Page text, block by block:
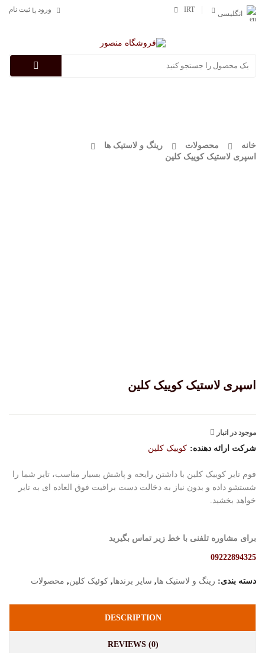
انگلیسی
IRT ورود یا ثبت نام
خانه محصولات
رینگ و لاستیک ها
اسپری لاستیک کوییک کلین
اسپری لاستیک کوییک کلین
موجود در انبار
شرکت ارائه دهنده: کوییک کلین
فوم تایر کوییک کلین با داشتن رایحه و پاشش بسیار مناسب، تایر شما را
شستشو داده و بدون نیاز به دخالت دست براقیت فوق العاده ای به تایر
خواهد بخشید.
برای مشاوره تلفنی با خط زیر تماس بگیرید
09222894325
دسته بندی: رینگ و لاستیک ها, سایر برندها, کوئیک کلین, محصولات
DESCRIPTION
REVIEWS (0)